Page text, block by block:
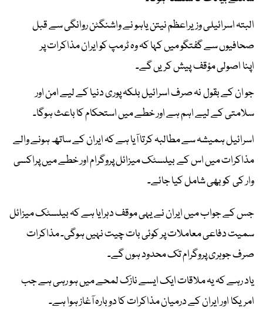
البتہ اسرائیلی وزیراعظم نیتن یاہو نے واشنگٹن روانگی سے قبل
صحافیوں سے گفتگو میں کہا کہ وہ ٹرمپ کو ایران مذاکرات پر
اپنا اصولی مؤقف پیش کریں گے۔
جو ان کے بقول نہ صرف اسرائیل بلکہ پوری دنیا کے لیے امن اور
سلامتی کے لیے اہم ہے اور خطے میں استحکام کا باعث ہوگا۔
اسرائیل ہمیشہ سے مطالبہ کرتا آیا ہے کہ ایران کے ساتھ ہونے والے
مذاکرات میں اس کے بیلسٹک میزائل پروگرام اور خطے میں پراکسی
وار کی کو بھی شامل کیا جائے۔
جس کے جواب میں ایران نے یہی موقف دہرایا ہے کہ بیلسٹک میزائل
سمیت دفاعی معاملات پر کوئی بات چیت نہیں ہوگی۔ مذاکرات
صرف جوہری پروگرام تک محدود ہوں گے۔
یاد رہے کہ یہ ملاقات ایک ایسے نازک لمحے میں ہو رہی ہے جب
امریکا اور ایران کے درمیان مذاکرات کا دوبارہ آغاز ہوا ہے۔